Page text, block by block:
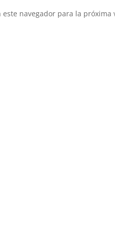
navegador para la próxima